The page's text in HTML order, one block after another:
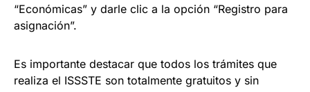
“Económicas” y darle clic a la opción “Registro para
asignación”.
Es importante destacar que todos los trámites que
realiza el ISSSTE son totalmente gratuitos y sin